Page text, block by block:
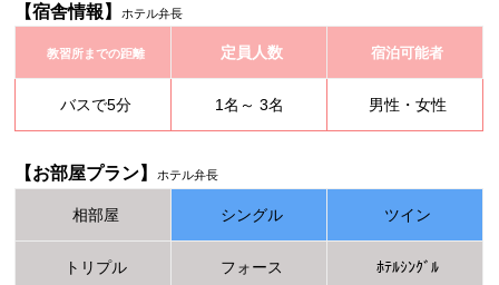
【宿舎情報】 ホテル弁長
教習所までの距離 定員人数 宿泊可能者
バスで5分 1名～ 3名 男性・女性
【お部屋プラン】 ホテル弁長
相部屋 シングル ツイン
トリプル フォース ﾎﾃﾙｼﾝｸﾞﾙ